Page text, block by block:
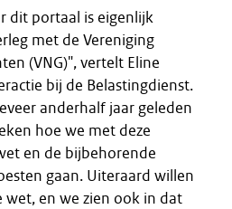
dit portaal is eigenlijk
met de Vereniging
(VNG)", vertelt Eline
bij de Belastingdienst.
anderhalf jaar geleden
hoe we met deze
en de bijbehorende
gaan. Uiteraard willen
wet, en we zien ook in dat